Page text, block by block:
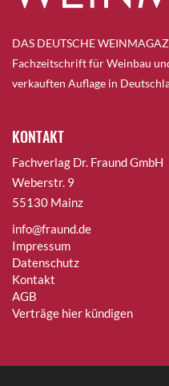
DAS DEUTSCHE
Fachzeitschrift für Weinbau
verkauften Auflage in
KONTAKT
Fachverlag Dr. Fraund GmbH
Weberstr. 9
55130 Mainz
info@fraund.de
Impressum
Datenschutz
Kontakt
AGB
Verträge hier kündigen